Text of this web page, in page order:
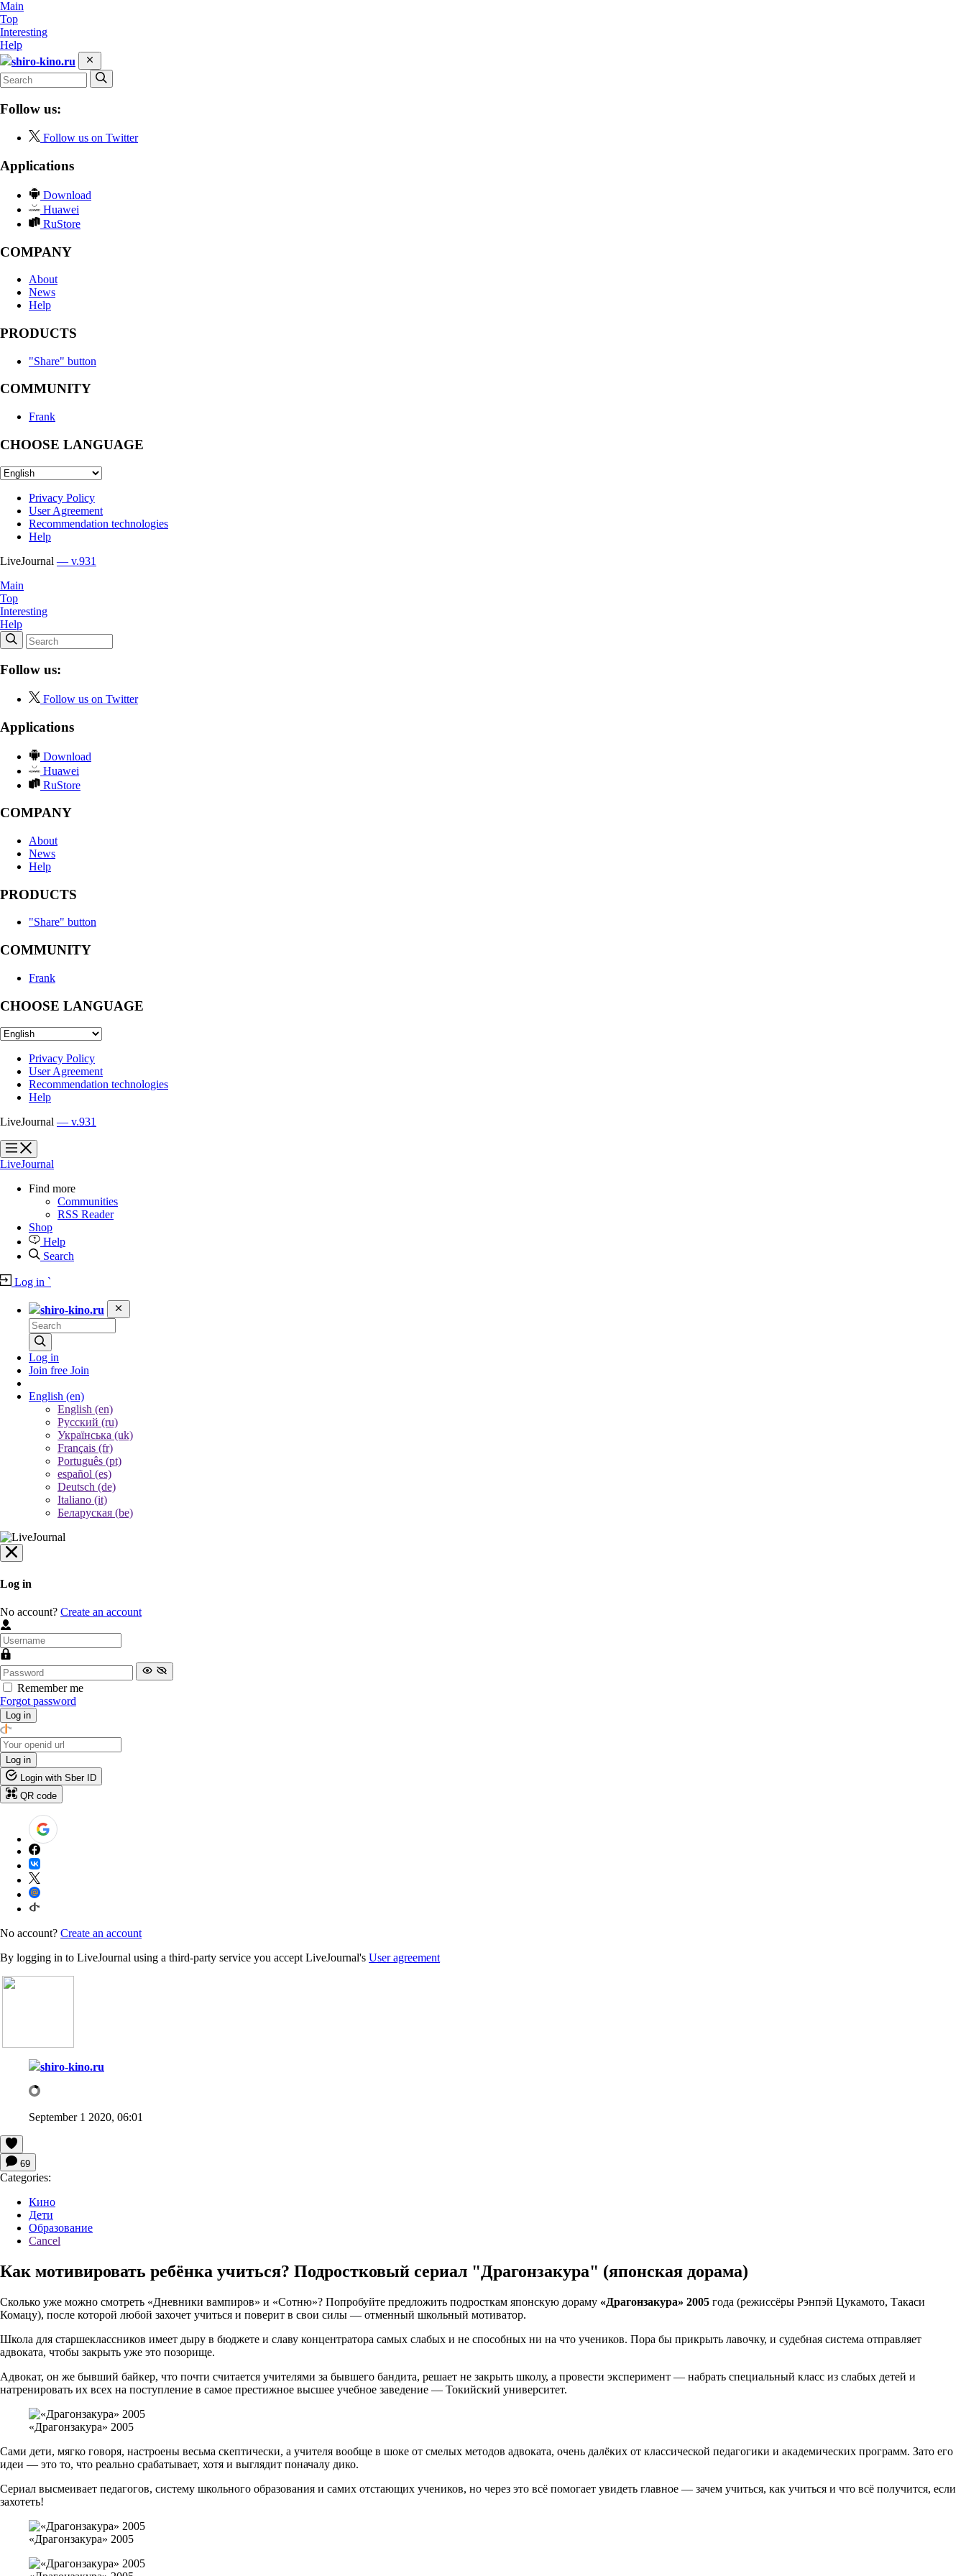
Main
Top
Interesting
Help
shiro-kino.ru
Follow us:
Follow us on Twitter
Applications
Download
Huawei
RuStore
COMPANY
About
News
Help
PRODUCTS
"Share" button
COMMUNITY
Frank
CHOOSE LANGUAGE
Privacy Policy
User Agreement
Recommendation technologies
Help
LiveJournal — v.931
Main
Top
Interesting
Help
Follow us:
Follow us on Twitter
Applications
Download
Huawei
RuStore
COMPANY
About
News
Help
PRODUCTS
"Share" button
COMMUNITY
Frank
CHOOSE LANGUAGE
Privacy Policy
User Agreement
Recommendation technologies
Help
LiveJournal — v.931
?
?
LiveJournal
Find more
Communities
RSS Reader
Shop
Help
Search
Log in `
shiro-kino.ru
Log in
Join free Join
English (en)
English (en)
Русский (ru)
Українська (uk)
Français (fr)
Português (pt)
español (es)
Deutsch (de)
Italiano (it)
Беларуская (be)
Log in
No account? Create an account
Remember me
Forgot password
Log in
Log in
Login with Sber ID
QR code
No account? Create an account
By logging in to LiveJournal using a third-party service you accept LiveJournal's User agreement
shiro-kino.ru
September 1 2020, 06:01
69
Categories:
Кино
Дети
Образование
Cancel
Как мотивировать ребёнка учиться? Подростковый сериал "Драгонзакура" (японская дорама)
Сколько уже можно смотреть «Дневники вампиров» и «Сотню»? Попробуйте предложить подросткам японскую дораму «Драгонзакура» 2005 года (режиссёры Рэнпэй Цукамото, Такаси
Комацу), после которой любой захочет учиться и поверит в свои силы — отменный школьный мотиватор.
Школа для старшеклассников имеет дыру в бюджете и славу концентратора самых слабых и не способных ни на что учеников. Пора бы прикрыть лавочку, и судебная система отправляет
адвоката, чтобы закрыть уже это позорище.
Адвокат, он же бывший байкер, что почти считается учителями за бывшего бандита, решает не закрыть школу, а провести эксперимент — набрать специальный класс из слабых детей и
натренировать их всех на поступление в самое престижное высшее учебное заведение — Токийский университет.
«Драгонзакура» 2005
Сами дети, мягко говоря, настроены весьма скептически, а учителя вообще в шоке от смелых методов адвоката, очень далёких от классической педагогики и академических программ. Зато его
идеи — это то, что реально срабатывает, хотя и выглядит поначалу дико.
Сериал высмеивает педагогов, систему школьного образования и самих отстающих учеников, но через это всё помогает увидеть главное — зачем учиться, как учиться и что всё получится, если
захотеть!
«Драгонзакура» 2005